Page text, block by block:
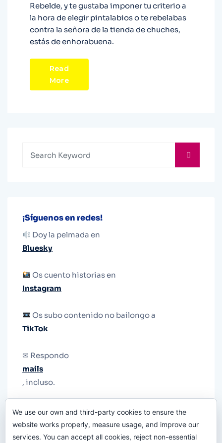
Rebelde, y te gustaba imponer tu criterio a
la hora de elegir pintalabios o te rebelabas
contra la señora de la tienda de chuches,
estás de enhorabuena.
Read
More
¡Síguenos en redes!
Doy la pelmada en
Bluesky
Os cuento historias en
Instagram
Os subo contenido no bailongo a
TikTok
✉ Respondo
mails
, incluso.
le quiten el teléfono.
We use our own and third-party cookies to ensure the
website works properly, measure usage, and improve our
services. You can accept all cookies, reject non-essential